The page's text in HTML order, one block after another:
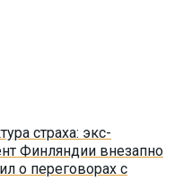
страха: экс-
Финляндии внезапно
о переговорах с